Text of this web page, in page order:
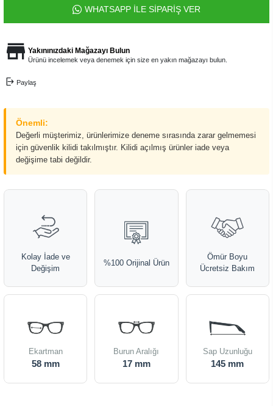
WHATSAPP İLE SİPARİŞ VER
Yakınınızdaki Mağazayı Bulun
Ürünü incelemek veya denemek için size en yakın mağazayı bulun.
Paylaş
Önemli:
Değerli müşterimiz, ürünlerimize deneme sırasında zarar gelmemesi
için güvenlik kilidi takılmıştır. Kilidi açılmış ürünler iade veya
değişime tabi değildir.
Kolay İade ve
Değişim
%100 Orijinal Ürün
Ömür Boyu
Ücretsiz Bakım
Ekartman
58 mm
Burun Aralığı
17 mm
Sap Uzunluğu
145 mm